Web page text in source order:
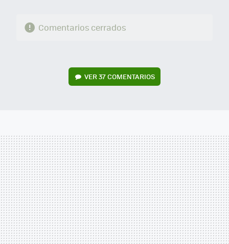
Comentarios cerrados
VER 37 COMENTARIOS